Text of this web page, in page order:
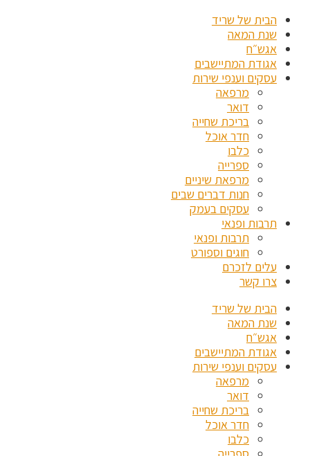
הבית של שריד
שנת המאה
אגש״ח
אגודת המתיישבים
עסקים וענפי שירות
מרפאה
דואר
בריכת שחייה
חדר אוכל
כלבו
ספרייה
מרפאת שיניים
חנות דברים שבים
עסקים בעמק
תרבות ופנאי
תרבות ופנאי
חוגים וספורט
עלים לזכרם
צרו קשר
הבית של שריד
שנת המאה
אגש״ח
אגודת המתיישבים
עסקים וענפי שירות
מרפאה
דואר
בריכת שחייה
חדר אוכל
כלבו